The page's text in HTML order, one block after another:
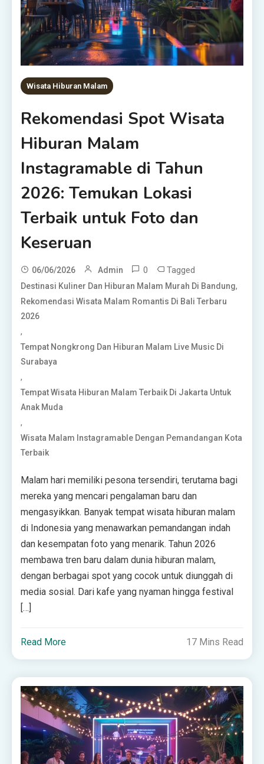
Wisata Hiburan Malam
Rekomendasi Spot Wisata
Hiburan Malam
Instagramable di Tahun
2026: Temukan Lokasi
Terbaik untuk Foto dan
Keseruan
06/06/2026 Admin 0 Tagged
Destinasi Kuliner Dan Hiburan Malam Murah Di Bandung,
Rekomendasi Wisata Malam Romantis Di Bali Terbaru
2026
,
Tempat Nongkrong Dan Hiburan Malam Live Music Di
Surabaya
,
Tempat Wisata Hiburan Malam Terbaik Di Jakarta Untuk
Anak Muda
,
Wisata Malam Instagramable Dengan Pemandangan Kota
Terbaik
Malam hari memiliki pesona tersendiri, terutama bagi
mereka yang mencari pengalaman baru dan
mengasyikkan. Banyak tempat wisata hiburan malam
di Indonesia yang menawarkan pemandangan indah
dan kesempatan foto yang menarik. Tahun 2026
membawa tren baru dalam dunia hiburan malam,
dengan berbagai spot yang cocok untuk diunggah di
media sosial. Dari kafe yang nyaman hingga festival
[…]
Read More 17 Mins Read